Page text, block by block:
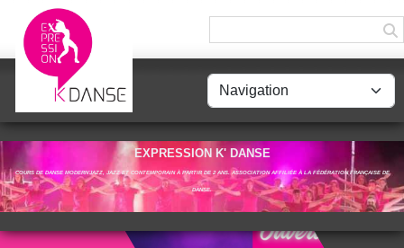
EXPRESSION K' DANSE
COURS DE DANSE MODERN'JAZZ, JAZZ ET CONTEMPORAIN À PARTIR DE 2 ANS. ASSOCIATION AFFILIÉE À LA FÉDÉRATION FRANÇAISE DE
DANSE.
PATRIMOINE
Panneau de gestion des cookies